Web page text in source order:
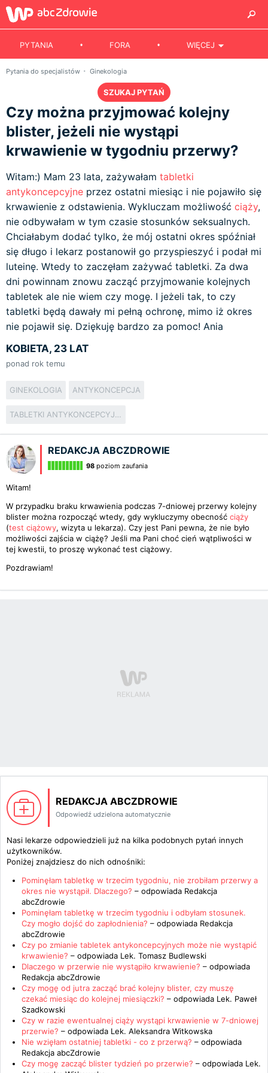
PYTANIA FORA WIĘCEJ
Pytania do specjalistów Ginekologia
SZUKAJ PYTAŃ
Czy można przyjmować kolejny
blister, jeżeli nie wystąpi
krwawienie w tygodniu przerwy?
Witam:) Mam 23 lata, zażywałam tabletki
antykoncepcyjne przez ostatni miesiąc i nie pojawiło się
krwawienie z odstawienia. Wykluczam możliwość ciąży,
nie odbywałam w tym czasie stosunków seksualnych.
Chciałabym dodać tylko, że mój ostatni okres spóźniał
się długo i lekarz postanowił go przyspieszyć i podał mi
luteinę. Wtedy to zaczęłam zażywać tabletki. Za dwa
dni powinnam znowu zacząć przyjmowanie kolejnych
tabletek ale nie wiem czy mogę. I jeżeli tak, to czy
tabletki będą dawały mi pełną ochronę, mimo iż okres
nie pojawił się. Dziękuję bardzo za pomoc! Ania
KOBIETA, 23 LAT
ponad rok temu
GINEKOLOGIA ANTYKONCEPCJA
TABLETKI ANTYKONCEPCYJNE
REDAKCJA ABCZDROWIE
98 poziom zaufania
Witam!
W przypadku braku krwawienia podczas 7-dniowej przerwy kolejny
blister można rozpocząć wtedy, gdy wykluczymy obecność ciąży
(test ciążowy, wizyta u lekarza). Czy jest Pani pewna, że nie było
możliwości zajścia w ciążę? Jeśli ma Pani choć cień wątpliwości w
tej kwestii, to proszę wykonać test ciążowy.
Pozdrawiam!
REDAKCJA ABCZDROWIE
Odpowiedź udzielona automatycznie
Nasi lekarze odpowiedzieli już na kilka podobnych pytań innych
użytkowników.
Poniżej znajdziesz do nich odnośniki:
Pominęłam tabletkę w trzecim tygodniu, nie zrobiłam przerwy a
okres nie wystąpił. Dlaczego? – odpowiada Redakcja
abcZdrowie
Pominęłam tabletkę w trzecim tygodniu i odbyłam stosunek.
Czy mogło dojść do zapłodnienia? – odpowiada Redakcja
abcZdrowie
Czy po zmianie tabletek antykoncepcyjnych może nie wystąpić
krwawienie? – odpowiada Lek. Tomasz Budlewski
Dlaczego w przerwie nie wystąpiło krwawienie? – odpowiada
Redakcja abcZdrowie
Czy mogę od jutra zacząć brać kolejny blister, czy muszę
czekać miesiąc do kolejnej miesiączki? – odpowiada Lek. Paweł
Szadkowski
Czy w razie ewentualnej ciąży wystąpi krwawienie w 7-dniowej
przerwie? – odpowiada Lek. Aleksandra Witkowska
Nie wzięłam ostatniej tabletki - co z przerwą? – odpowiada
Redakcja abcZdrowie
Czy mogę zacząć blister tydzień po przerwie? – odpowiada Lek.